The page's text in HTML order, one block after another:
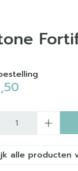
alle producten